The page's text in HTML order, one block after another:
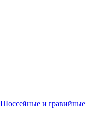
Шоссейные и гравийные